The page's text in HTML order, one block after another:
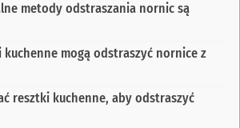
metody odstraszania nornic są
kuchenne mogą odstraszyć nornice z
resztki kuchenne, aby odstraszyć